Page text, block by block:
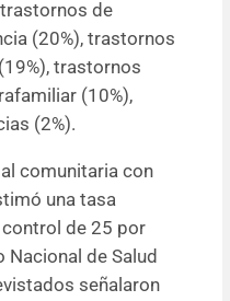
de
(20%), trastornos
trastornos
(10%),
(2%).
comunitaria con
una tasa
de 25 por
de Salud
señalaron